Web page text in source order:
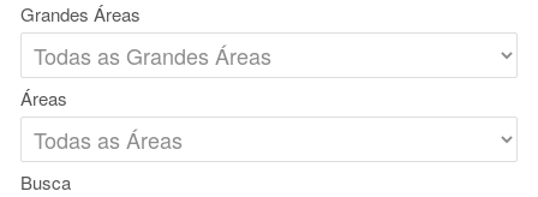
Grandes Áreas
Áreas
Busca